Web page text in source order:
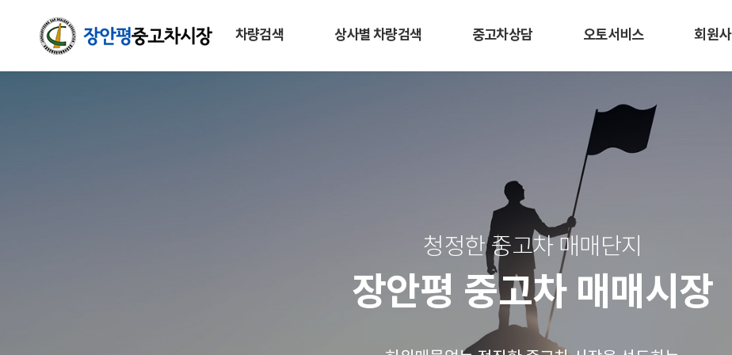
차량검색 상사별 차량검색 중고차상담 오토서비스 회원사
청정한 중고차 매매단지
장안평 중고차 매매시장